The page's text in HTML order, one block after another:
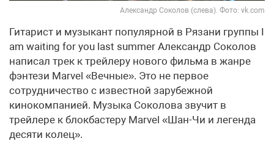
Александр Соколов (слева). Фото: vk.com
Гитарист и музыкант популярной в Рязани группы I
am waiting for you last summer Александр Соколов
написал трек к трейлеру нового фильма в жанре
фэнтези Marvel «Вечные». Это не первое
сотрудничество с известной зарубежной
кинокомпанией. Музыка Соколова звучит в
трейлере к блокбастеру Marvel «Шан-Чи и легенда
десяти колец».